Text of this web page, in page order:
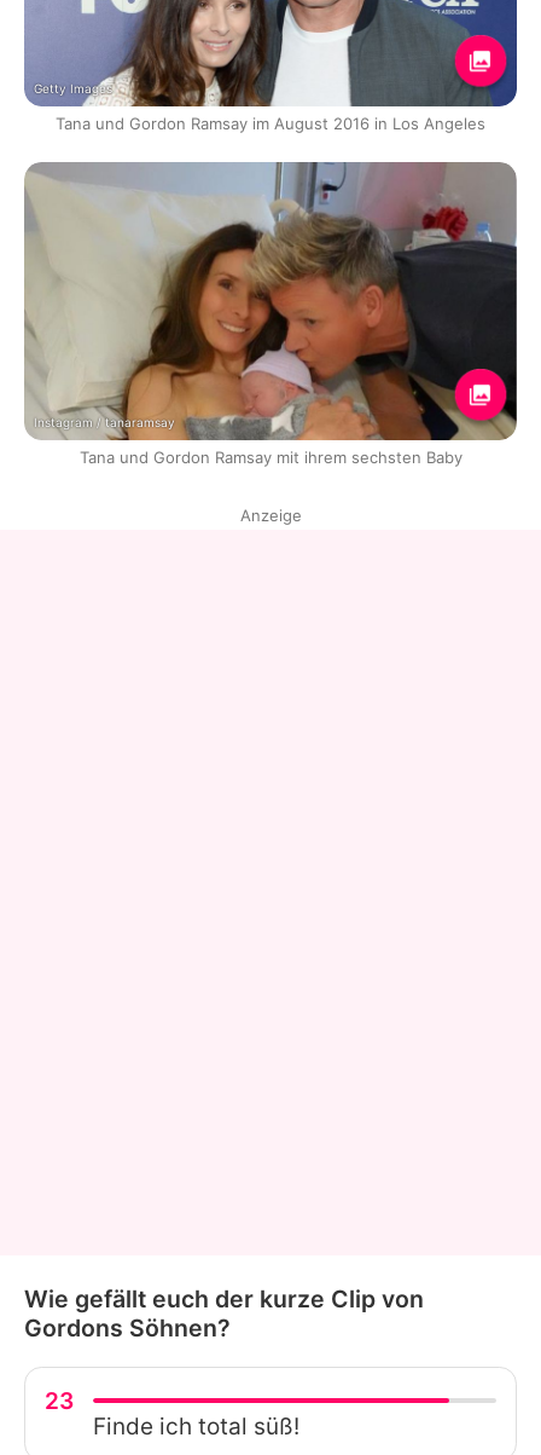
Getty Images
Tana und Gordon Ramsay im August 2016 in Los Angeles
Instagram / tanaramsay
Tana und Gordon Ramsay mit ihrem sechsten Baby
Anzeige
Wie gefällt euch der kurze Clip von
Gordons Söhnen?
23
Finde ich total süß!